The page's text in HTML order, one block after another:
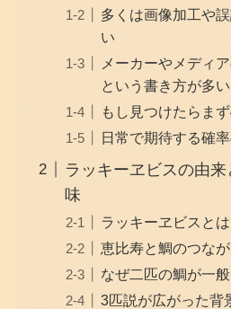
多くは画像加工や
い
メーカーやメディ
という書き方が多い
もし見つけたらま
日常で期待する確
ラッキーヱビスの由
味
ラッキーヱビスと
恵比寿と鯛のつな
なぜ二匹の鯛が一
3匹説が広がった背